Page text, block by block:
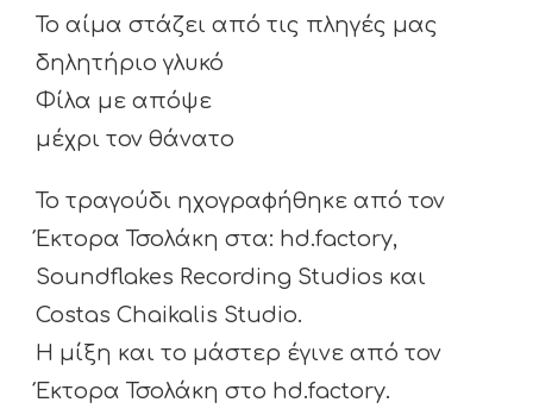
Το αίμα στάζει από τις πληγές μας
δηλητήριο γλυκό
Φίλα με απόψε
μέχρι τον θάνατο
Το τραγούδι ηχογραφήθηκε από τον
Έκτορα Τσολάκη στα: hd.factory,
Soundflakes Recording Studios και
Costas Chaikalis Studio.
Η μίξη και το μάστερ έγινε από τον
Έκτορα Τσολάκη στο hd.factory.